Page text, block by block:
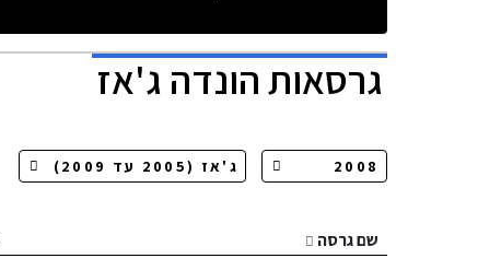
גרסאותהונדה ג'אז
שם גרסה